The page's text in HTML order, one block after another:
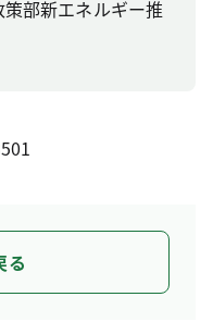
部新エネルギー推
る